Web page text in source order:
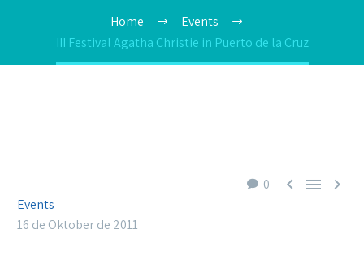
Home
Events
III Festival Agatha Christie in Puerto de la Cruz
0   
Events
16 de Oktober de 2011